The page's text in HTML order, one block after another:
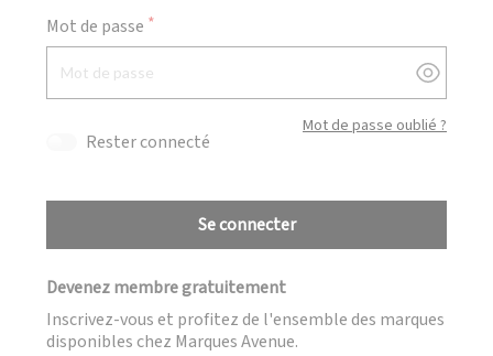
Mot de passe
Afficher/
Mot de passe oublié ?
Rester connecté
Se connecter
Devenez membre gratuitement
Inscrivez-vous et profitez de l'ensemble des marques
disponibles chez Marques Avenue.